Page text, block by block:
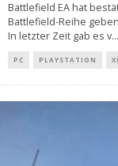
Battlefield EA hat
Battlefield-Reihe
In letzter Zeit gab es v...
PC PLAYSTATION